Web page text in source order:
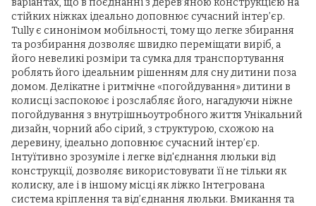
стійких ніжках ідеально доповнює сучасний інтер’єр.
Tully є синонімом мобільності, тому що легке збирання
та розбирання дозволяє швидко переміщати виріб, а
його невеликі розміри та сумка для транспортування
роблять його ідеальним рішенням для сну дитини поза
домом. Делікатне і ритмічне «погойдування» дитини в
колисці заспокоює і розслабляє його, нагадуючи ніжне
погойдування з внутрішньоутробного життя Унікальний
дизайн, чорний або сірий, з структурою, схожою на
деревину, ідеально доповнює сучасний інтер’єр.
Інтуїтивно зрозуміле і легке від'єднання люльки від
конструкції, дозволяє використовувати її не тільки як
колиску, але і в іншому місці як ліжко Інтегрована
система кріплення та від’єднання люльки. Вмикання та